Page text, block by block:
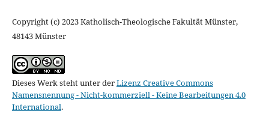
Copyright (c) 2023 Katholisch-Theologische Fakultät Münster,
48143 Münster
Dieses Werk steht unter derLizenz Creative Commons
Namensnennung - Nicht-kommerziell - Keine Bearbeitungen 4.0
International.